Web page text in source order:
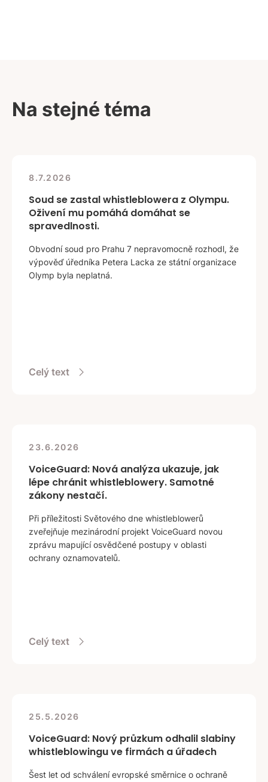
Na stejné téma
8.7.2026
Soud se zastal whistleblowera z Olympu.
Oživení mu pomáhá domáhat se
spravedlnosti.
Obvodní soud pro Prahu 7 nepravomocně rozhodl, že
výpověď úředníka Petera Lacka ze státní organizace
Olymp byla neplatná.
Celý text
23.6.2026
VoiceGuard: Nová analýza ukazuje, jak
lépe chránit whistleblowery. Samotné
zákony nestačí.
Při příležitosti Světového dne whistleblowerů
zveřejňuje mezinárodní projekt VoiceGuard novou
zprávu mapující osvědčené postupy v oblasti
ochrany oznamovatelů.
Celý text
25.5.2026
VoiceGuard: Nový průzkum odhalil slabiny
whistleblowingu ve firmách a úřadech
Šest let od schválení evropské směrnice o ochraně